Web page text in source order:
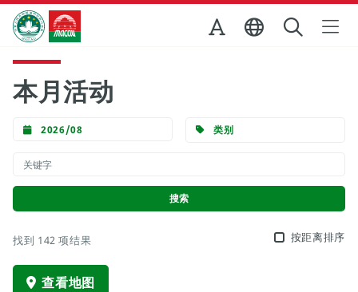
跳至主内容
澳门特别行政区政府旅游局
本月活动
2026/08 类别
找到 142 项结果 按距离排序
查看地图